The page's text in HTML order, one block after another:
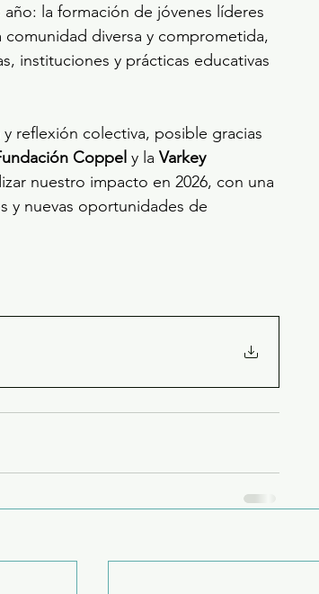
la formación de jóvenes líderes
diversa y comprometida,
instituciones y prácticas educativas
reflexión colectiva, posible gracias
Coppel y la Varkey
nuestro impacto en 2026, con una
y nuevas oportunidades de